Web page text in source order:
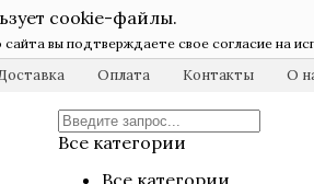
cookie-файлы.
сайта вы подтверждаете свое согласие на
Оплата Контакты О
Все категории
Все категории